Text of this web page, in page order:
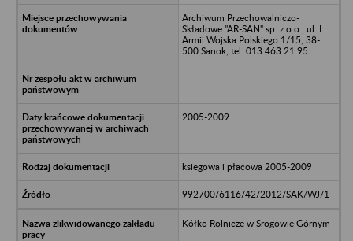
Archiwum Przechowalniczo-
Składowe "AR-SAN" sp. z o.o., ul. I
Armii Wojska Polskiego 1/15, 38-
500 Sanok, tel. 013 463 21 95
2005-2009
ksiegowa i płacowa 2005-2009
992700/6116/42/2012/SAK/WJ/1
Kółko Rolnicze w Srogowie Górnym